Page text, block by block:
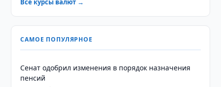
Все курсы валют →
САМОЕ ПОПУЛЯРНОЕ
Сенат одобрил изменения в порядок назначения
пенсий